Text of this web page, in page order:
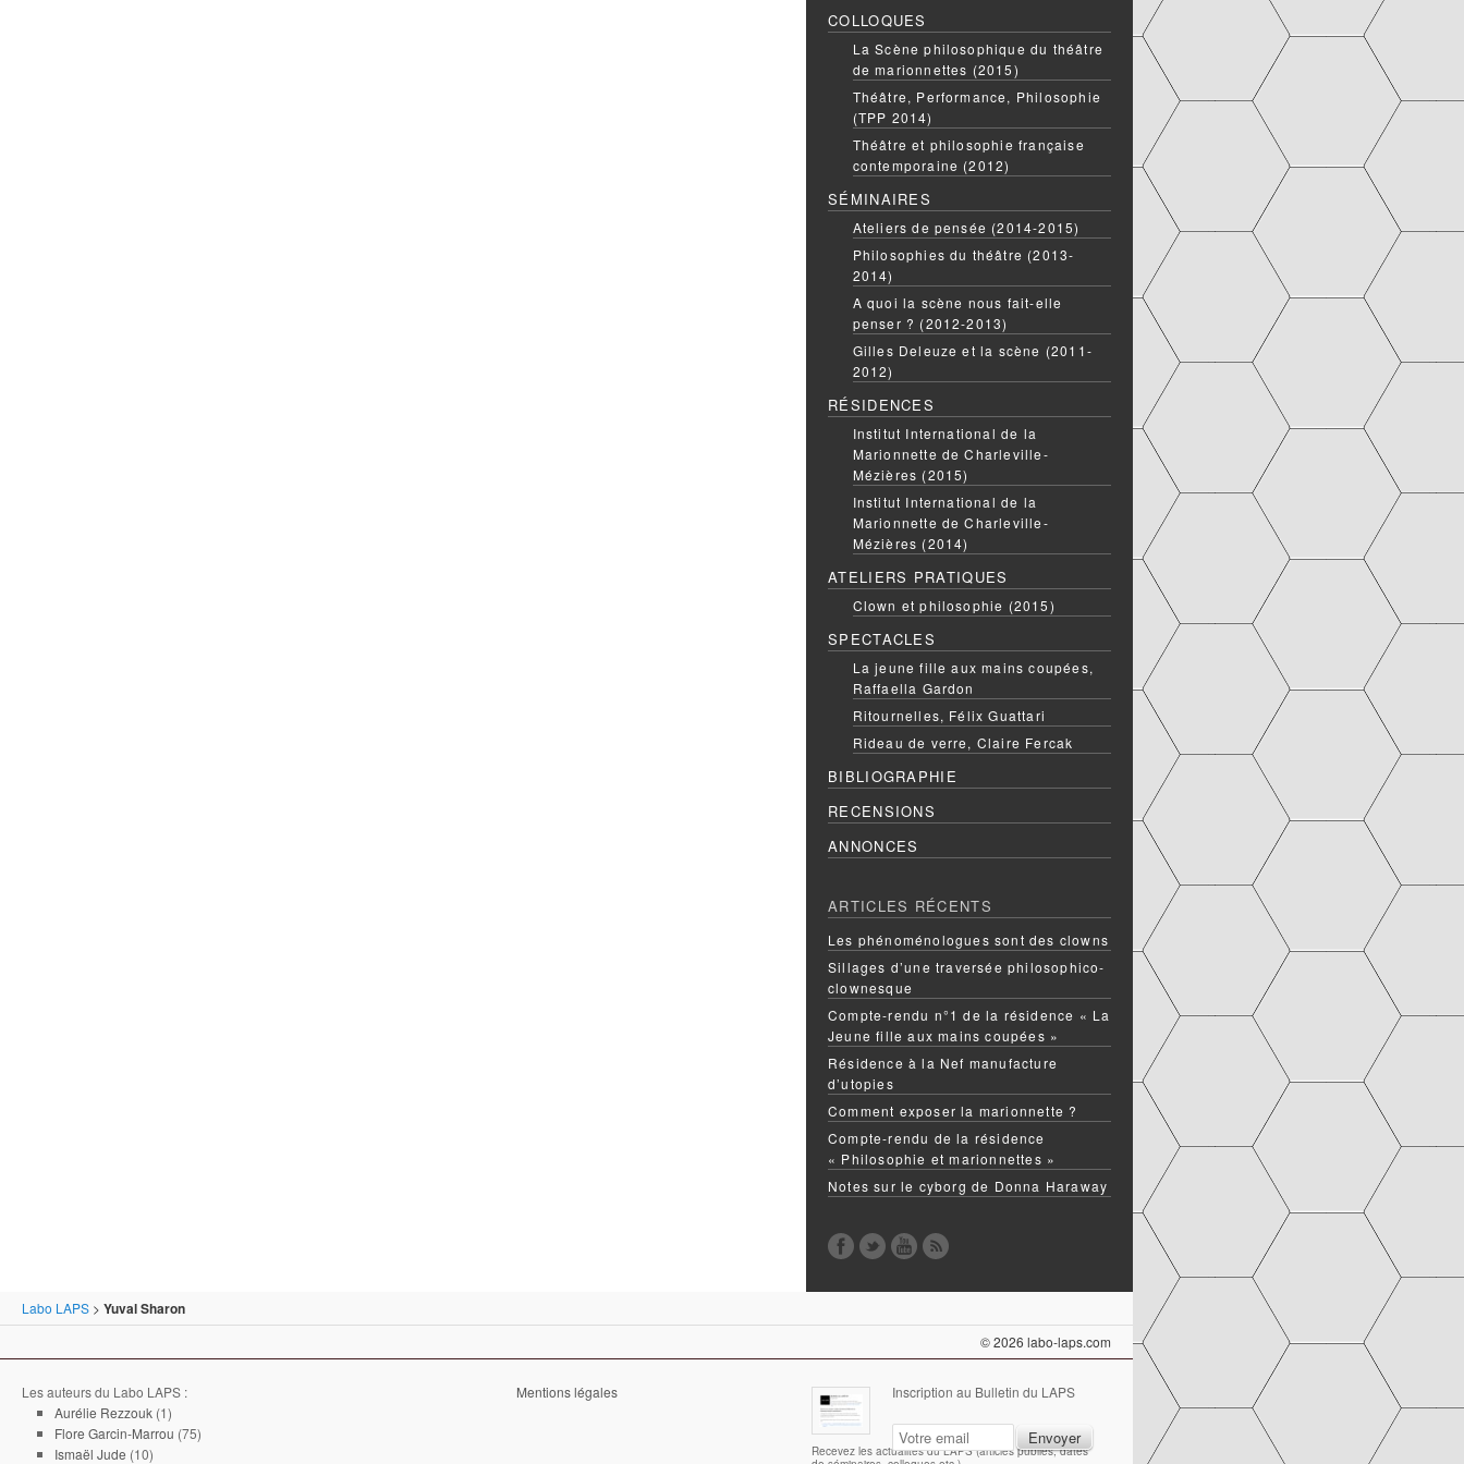
COLLOQUES
La Scène philosophique du théâtre
de marionnettes (2015)
Théâtre, Performance, Philosophie
(TPP 2014)
Théâtre et philosophie française
contemporaine (2012)
SÉMINAIRES
Ateliers de pensée (2014-2015)
Philosophies du théâtre (2013-
2014)
A quoi la scène nous fait-elle
penser ? (2012-2013)
Gilles Deleuze et la scène (2011-
2012)
RÉSIDENCES
Institut International de la
Marionnette de Charleville-
Mézières (2015)
Institut International de la
Marionnette de Charleville-
Mézières (2014)
ATELIERS PRATIQUES
Clown et philosophie (2015)
SPECTACLES
La jeune fille aux mains coupées,
Raffaella Gardon
Ritournelles, Félix Guattari
Rideau de verre, Claire Fercak
BIBLIOGRAPHIE
RECENSIONS
ANNONCES
ARTICLES RÉCENTS
Les phénoménologues sont des clowns
Sillages d’une traversée philosophico-
clownesque
Compte-rendu n°1 de la résidence « La
Jeune fille aux mains coupées »
Résidence à la Nef manufacture
d’utopies
Comment exposer la marionnette ?
Compte-rendu de la résidence
« Philosophie et marionnettes »
Notes sur le cyborg de Donna Haraway
Labo LAPS > Yuval Sharon
© 2026 labo-laps.com
Les auteurs du Labo LAPS :
Aurélie Rezzouk (1)
Flore Garcin-Marrou (75)
Ismaël Jude (10)
Mentions légales Inscription au Bulletin du LAPS
Recevez les actualités du LAPS (articles publiés, dates